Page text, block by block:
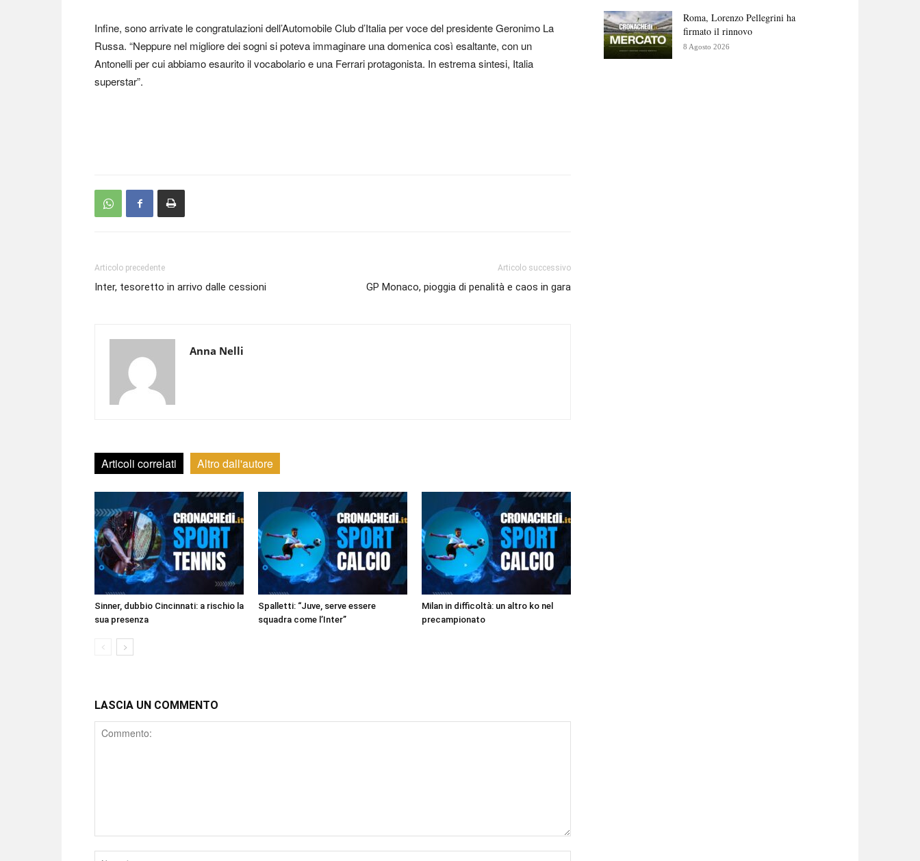
Infine, sono arrivate le congratulazioni dell’Automobile Club d’Italia per voce del presidente Geronimo La
Russa. “Neppure nel migliore dei sogni si poteva immaginare una domenica così esaltante, con un
Antonelli per cui abbiamo esaurito il vocabolario e una Ferrari protagonista. In estrema sintesi, Italia
superstar”.
Articolo precedente
Inter, tesoretto in arrivo dalle cessioni
Articolo successivo
GP Monaco, pioggia di penalità e caos in gara
Anna Nelli
Articoli correlati Altro dall'autore
Sinner, dubbio Cincinnati: a rischio la
sua presenza
Spalletti: “Juve, serve essere
squadra come l’Inter”
Milan in difficoltà: un altro ko nel
precampionato
LASCIA UN COMMENTO
Comment
Nome
Roma, Lorenzo Pellegrini ha
firmato il rinnovo
8 Agosto 2026